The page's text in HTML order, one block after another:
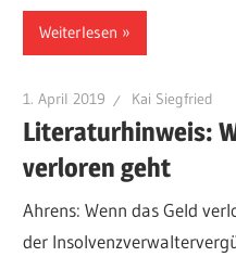
Weiterlesen
1. April 2019 Kai Siegfried
Literaturhinweis:
verloren geht
Ahrens: Wenn das Geld
der